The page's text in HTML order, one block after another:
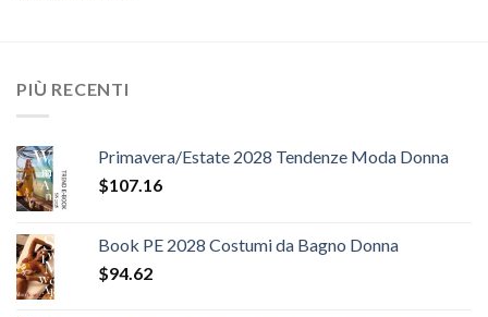
PIÙ RECENTI
Primavera/Estate 2028 Tendenze Moda Donna
$107.16
Book PE 2028 Costumi da Bagno Donna
$94.62